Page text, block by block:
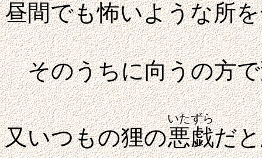
昼間でも怖いような所
そのうちに向うの方で
又いつもの狸の悪戯
いたずら
だ